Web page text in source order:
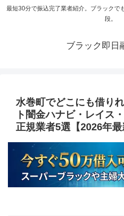
最短30分で振込完了業者紹介。ブラックで
段。
ブラック即日
水巻町でどこにも借り
ト闇金ハナビ・レイス
正規業者5選【2026年最